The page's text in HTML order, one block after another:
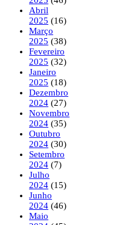
Abril
2025 (16)
Março
2025 (38)
Fevereiro
2025 (32)
Janeiro
2025 (18)
Dezembro
2024 (27)
Novembro
2024 (35)
Outubro
2024 (30)
Setembro
2024 (7)
Julho
2024 (15)
Junho
2024 (46)
Maio